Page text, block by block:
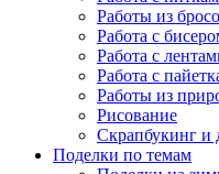
Работы из
Работа с
Работа с
Работа с
Работы из
Рисование
Скрапбукинг и
Поделки по темам